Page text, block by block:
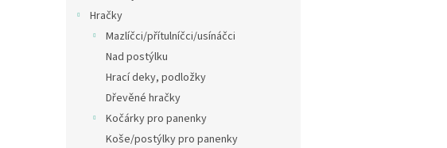
Hračky
Mazlíčci/přítulníčci/usínáčci
Nad postýlku
Hrací deky, podložky
Dřevěné hračky
Kočárky pro panenky
Koše/postýlky pro panenky